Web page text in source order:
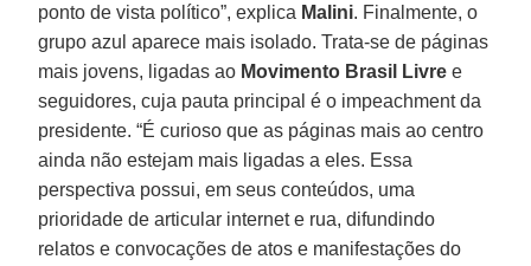
ponto de vista político”, explica Malini. Finalmente, o
grupo azul aparece mais isolado. Trata-se de páginas
mais jovens, ligadas ao Movimento Brasil Livre e
seguidores, cuja pauta principal é o impeachment da
presidente. “É curioso que as páginas mais ao centro
ainda não estejam mais ligadas a eles. Essa
perspectiva possui, em seus conteúdos, uma
prioridade de articular internet e rua, difundindo
relatos e convocações de atos e manifestações do